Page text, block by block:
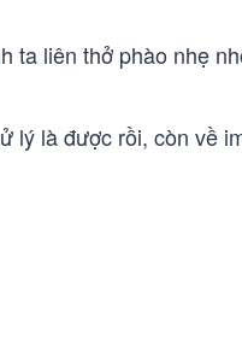
ta liên thở phào nhẹ
lý là được rồi, còn về